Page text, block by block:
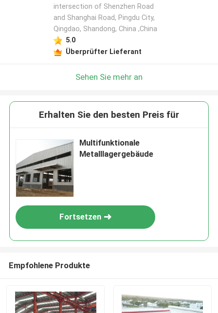
intersection of Shenzhen Road
and Shanghai Road, Pingdu City,
Qingdao, Shandong, China ,China
5.0
Überprüfter Lieferant
Sehen Sie mehr an
Erhalten Sie den besten Preis für
Multifunktionale
Metalllagergebäude
Fortsetzen
Empfohlene Produkte